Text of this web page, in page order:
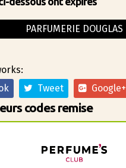
PARFUMERIE DOUGLAS
Tweet Google+
codes remise